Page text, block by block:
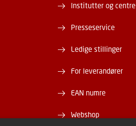
Institutter og centre
Presseservice
Ledige stillinger
For leverandører
EAN numre
Webshop